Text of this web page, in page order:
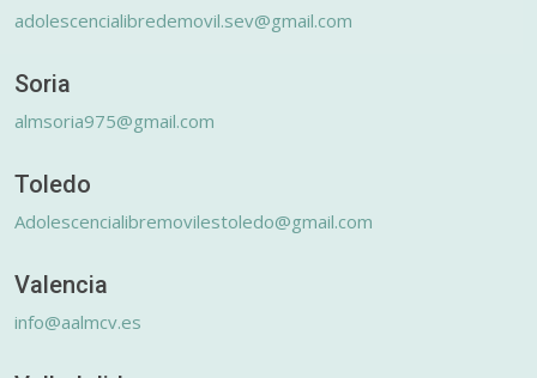
adolescencialibredemovil.sev@gmail.com
Soria
almsoria975@gmail.com
Toledo
Adolescencialibremovilestoledo@gmail.com
Valencia
info@aalmcv.es